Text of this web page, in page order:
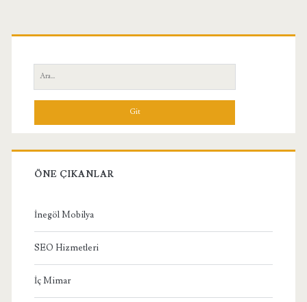
Birincil
Yan
Menü
Ara:
ÖNE ÇIKANLAR
İnegöl Mobilya
SEO Hizmetleri
İç Mimar